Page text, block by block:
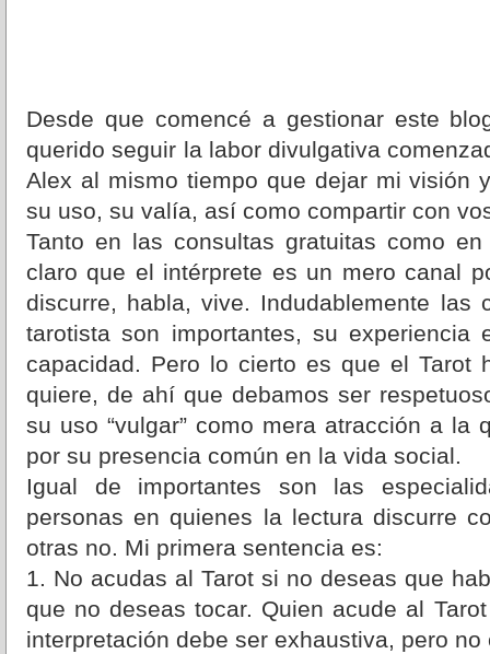
Desde que comencé a gestionar este
querido seguir la labor divulgativa
Alex al mismo tiempo que dejar mi visión
su uso, su valía, así como compartir con
Tanto en las consultas gratuitas como
claro que el intérprete es un mero canal
discurre, habla, vive. Indudablemente las
tarotista son importantes, su
capacidad. Pero lo cierto es que el Tarot
quiere, de ahí que debamos ser
su uso “vulgar” como mera atracción a la
por su presencia común en la vida social.
Igual de importantes son las
personas en quienes la lectura discurre
otras no. Mi primera sentencia es:
1. No acudas al Tarot si no deseas que
que no deseas tocar. Quien acude al
interpretación debe ser exhaustiva, pero